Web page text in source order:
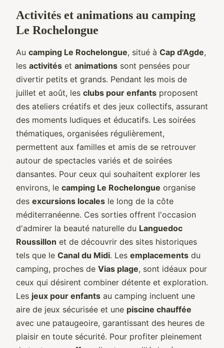
Activités et animations au camping
Le Rochelongue
Au camping Le Rochelongue, situé à Cap d'Agde,
les activités et animations sont pensées pour
divertir petits et grands. Pendant les mois de
juillet et août, les clubs pour enfants proposent
des ateliers créatifs et des jeux collectifs, assurant
des moments ludiques et éducatifs. Les soirées
thématiques, organisées régulièrement,
permettent aux familles et amis de se retrouver
autour de spectacles variés et de soirées
dansantes. Pour ceux qui souhaitent explorer les
environs, le camping Le Rochelongue organise
des excursions locales le long de la côte
méditerranéenne. Ces sorties offrent l'occasion
d'admirer la beauté naturelle du Languedoc
Roussillon et de découvrir des sites historiques
tels que le Canal du Midi. Les emplacements du
camping, proches de Vias plage, sont idéaux pour
ceux qui désirent combiner détente et exploration.
Les jeux pour enfants au camping incluent une
aire de jeux sécurisée et une piscine chauffée
avec une pataugeoire, garantissant des heures de
plaisir en toute sécurité. Pour profiter pleinement